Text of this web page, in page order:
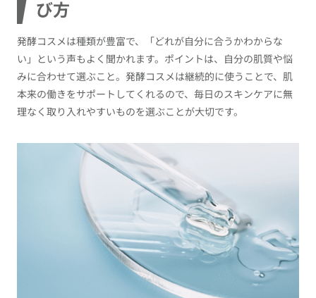
び方
発酵コスメは種類が豊富で、「どれが自分に合うかわからな
い」という声もよく聞かれます。ポイントは、自分の肌質や悩
みに合わせて選ぶこと。発酵コスメは継続的に使うことで、肌
本来の働きをサポートしてくれるので、毎日のスキンケアに無
理なく取り入れやすいものを選ぶことが大切です。